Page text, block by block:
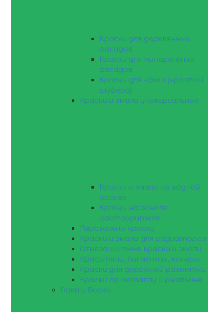
Краски для деревянных
фасадов
Краски для минеральных
фасадов
Краски для крыш (кровли и
шифера)
Краски и эмали универсальные
Краски и эмали на водной
основе
Краски на основе
растворителя
Аэрозольны краски
Краски и эмали для радиаторов
Огнезащитные краски и эмали
Красители, пигменты, колеры
Краски для дорожной разметки
Краски по металлу и ржавчине
Лаки и Воски